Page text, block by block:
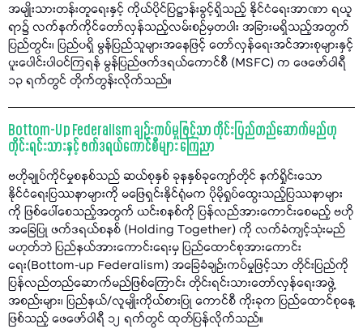
အမျိုးသားတန်းတူရေးနှင့် ကိုယ်ပိုင်ပြဋ္ဌာန်းခွင့်ရှိသည့် နိုင်ငံရေးအာဏာ ရယူ
ရာ၌ လက်နက်ကိုင်တော်လှန်သည့်လမ်းစဉ်မှတပါး အခြားမရှိသည့်အတွက်
ပြည်တွင်း၊ ပြည်ပရှိ မွန်ပြည်သူများအနေဖြင့် တော်လှန်ရေးအင်အားစုများနှင့်
ပူးပေါင်းပါဝင်ကြရန် မွန်ပြည်ဖက်ဒရယ်ကောင်စီ (MSFC) က ဖေဖော်ဝါရီ
၁၃ ရက်တွင် တိုက်တွန်းလိုက်သည်။
Bottom-Up Federalism ချဉ်းကပ်မှုဖြင့်သာ တိုင်းပြည်တည်ဆောက်မည်ဟု
တိုင်းရင်းသားနှင့် ဖက်ဒရယ်ကောင်စီများ ကြေညာ
ဗဟိုချုပ်ကိုင်မှုစနစ်သည် ဆယ်စုနှစ် ခုနနှစ်ခုကျော်တိုင် နက်ရှိုင်းသော
နိုင်ငံရေးပြဿနာများကို မဖြေရှင်းနိုင်ရုံမက ပိုမိုရှုပ်ထွေးသည့်ပြဿနာများ
ကို ဖြစ်ပေါ်စေသည့်အတွက် ယင်းစနစ်ကို ပြန်လည်အားကောင်းစေမည့် ဗဟို
အခြေပြု ဖက်ဒရယ်စနစ် (Holding Together) ကို လက်ခံကျင့်သုံးမည်
မဟုတ်ဘဲ ပြည်နယ်အားကောင်းရေးမှ ပြည်ထောင်စုအားကောင်း
ရေး(Bottom-up Federalism) အခြေခံချဉ်းကပ်မှုဖြင့်သာ တိုင်းပြည်ကို
ပြန်လည်တည်ဆောက်မည်ဖြစ်ကြောင်း တိုင်းရင်းသားတော်လှန်ရေးအဖွဲ့
အစည်းများ၊ ပြည်နယ်/လူမျိုးကိုယ်စားပြု ကောင်စီ ကိုးခုက ပြည်ထောင်စုနေ့
ဖြစ်သည့် ဖေဖော်ဝါရီ ၁၂ ရက်တွင် ထုတ်ပြန်လိုက်သည်။